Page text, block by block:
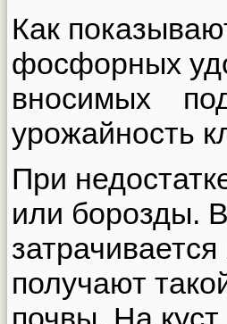
Как
фосфорных
вносимых под
урожайность
При
или борозды.
получают